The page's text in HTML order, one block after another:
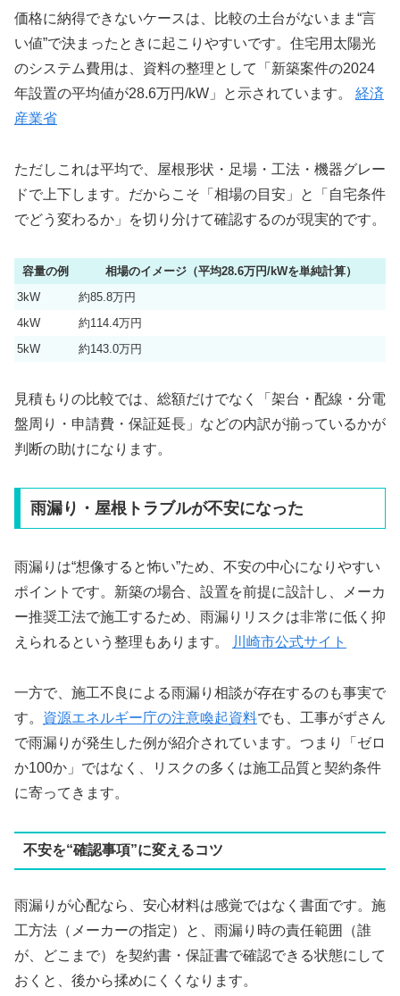
価格に納得できないケースは、比較の土台がないまま“言
い値”で決まったときに起こりやすいです。住宅用太陽光
のシステム費用は、資料の整理として「新築案件の2024
年設置の平均値が28.6万円/kW」と示されています。 経済
産業省
ただしこれは平均で、屋根形状・足場・工法・機器グレー
ドで上下します。だからこそ「相場の目安」と「自宅条件
でどう変わるか」を切り分けて確認するのが現実的です。
容量の例
相場のイメージ（平均28.6万円/kWを単純計算）
3kW
約85.8万円
4kW
約114.4万円
5kW
約143.0万円
見積もりの比較では、総額だけでなく「架台・配線・分電
盤周り・申請費・保証延長」などの内訳が揃っているかが
判断の助けになります。
雨漏り・屋根トラブルが不安になった
雨漏りは“想像すると怖い”ため、不安の中心になりやすい
ポイントです。新築の場合、設置を前提に設計し、メーカ
ー推奨工法で施工するため、雨漏りリスクは非常に低く抑
えられるという整理もあります。
川崎市公式サイト
一方で、施工不良による雨漏り相談が存在するのも事実で
す。 資源エネルギー庁の注意喚起資料でも、工事がずさん
で雨漏りが発生した例が紹介されています。つまり「ゼロ
か100か」ではなく、リスクの多くは施工品質と契約条件
に寄ってきます。
不安を“確認事項”に変えるコツ
雨漏りが心配なら、安心材料は感覚ではなく書面です。施
工方法（メーカーの指定）と、雨漏り時の責任範囲（誰
が、どこまで）を契約書・保証書で確認できる状態にして
おくと、後から揉めにくくなります。